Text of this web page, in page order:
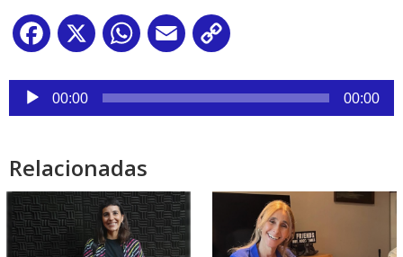
Facebook
X WhatsApp
Email
Reproductor
audio
00:00 00:00
Relacionadas